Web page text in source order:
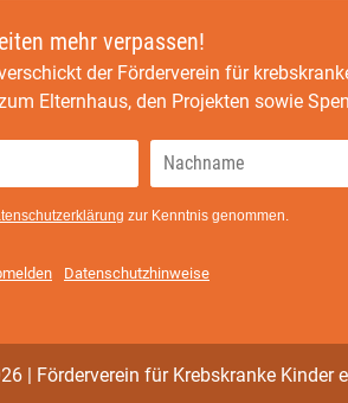
mehr verpassen!
der Förderverein für
Elternhaus, den Projekten sowie
zur Kenntnis genommen.
Datenschutzhinweise
| Förderverein für Krebskranke Kinder